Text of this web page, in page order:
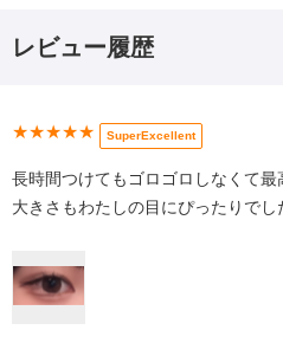
レビュー履歴
★★★★★ SuperExcellent
長時間つけてもゴロゴロしなくて最
大きさもわたしの目にぴったりでし